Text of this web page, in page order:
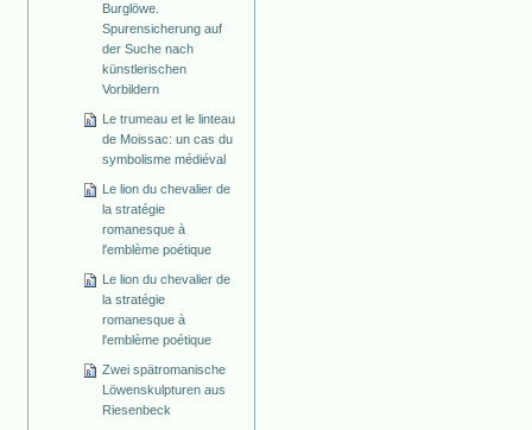
Burglöwe.
Spurensicherung auf
der Suche nach
künstlerischen
Vorbildern
Le trumeau et le linteau
de Moissac: un cas du
symbolisme médiéval
Le lion du chevalier de
la stratégie
romanesque à
l'emblème poétique
Le lion du chevalier de
la stratégie
romanesque à
l'emblème poétique
Zwei spätromanische
Löwenskulpturen aus
Riesenbeck